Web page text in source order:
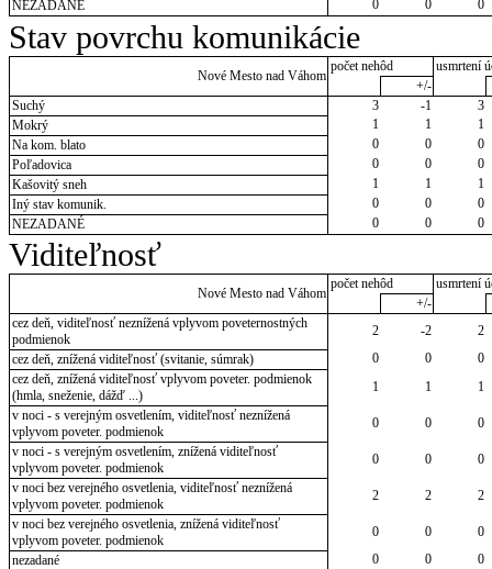
NEZADANÉ 0 0 0
Stav povrchu komunikácie
Nové Mesto nad Váhom
počet nehôd
usmrtení
+/-
Suchý
3 -1
3
Mokrý
1 1
1
Na kom. blato
0 0
0
Poľadovica
0 0
0
Kašovitý sneh
1 1
1
Iný stav komunik.
0 0
0
NEZADANÉ
0 0 0
Viditeľnosť
Nové Mesto nad Váhom
počet nehôd
usmrtení
+/-
cez deň, viditeľnosť neznížená vplyvom poveternostných
podmienok
2 -2
2
cez deň, znížená viditeľnosť (svitanie, súmrak)
0 0
0
cez deň, znížená viditeľnosť vplyvom poveter. podmienok
(hmla, sneženie, dážď ...)
1 1
1
v noci - s verejným osvetlením, viditeľnosť neznížená
vplyvom poveter. podmienok
0 0
0
v noci - s verejným osvetlením, znížená viditeľnosť
vplyvom poveter. podmienok
0 0
0
v noci bez verejného osvetlenia, viditeľnosť neznížená
vplyvom poveter. podmienok
2 2
2
v noci bez verejného osvetlenia, znížená viditeľnosť
vplyvom poveter. podmienok
0 0
0
nezadané
0 0 0